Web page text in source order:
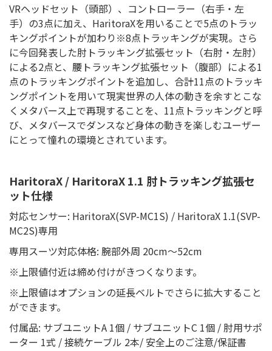
VRヘッドセット（頭部）、コントローラー（右手・左
手）の3点に加え、HaritoraXを用いることで5点のトラッ
キングポイントが加わり※8点トラッキングが実現。さら
に今回発表した肘トラッキング拡張セット（右肘・左肘）
による2点と、腰トラッキング拡張セット（腹部）による1
点のトラッキングポイントを追加し、合計11点のトラッキ
ングポイントを用いて現実世界の人体の動きを余すとこな
くメタバース上で再現することを、11点トラッキングと呼
び、メタバースでダンスなど身体の動きを楽しむユーザー
にとって憧れの環境とされています。
HaritoraX / HaritoraX 1.1 肘トラッキング拡張セ
ット仕様
対応センサー: HaritoraX(SVP-MC1S) / HaritoraX 1.1(SVP-
MC2S)専用
専用スーツ対応体格: 腕部外周 20cm～52cm
※上限値付近は締め付けがきつくなります。
※上限値はオプションの延長ベルトでさらに拡大すること
ができます。
付属品: サブユニットA 1個 / サブユニットC 1個 / 肘用サポ
ーター 1式 / 接続ケーブル 2本/ 安全上のご注意/保証書